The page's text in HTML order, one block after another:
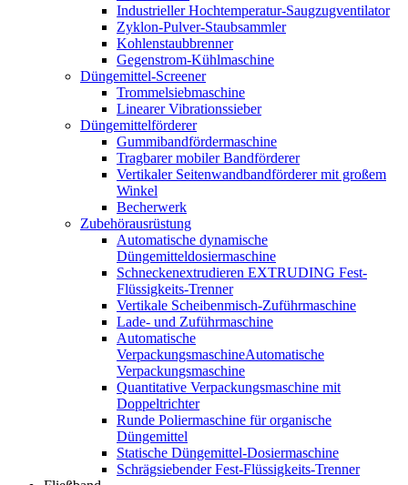
Industrieller Hochtemperatur-Saugzugventilator
Zyklon-Pulver-Staubsammler
Kohlenstaubbrenner
Gegenstrom-Kühlmaschine
Düngemittel-Screener
Trommelsiebmaschine
Linearer Vibrationssieber
Düngemittelförderer
Gummibandfördermaschine
Tragbarer mobiler Bandförderer
Vertikaler Seitenwandbandförderer mit großem
Winkel
Becherwerk
Zubehörausrüstung
Automatische dynamische
Düngemitteldosiermaschine
Schneckenextrudieren EXTRUDING Fest-
Flüssigkeits-Trenner
Vertikale Scheibenmisch-Zuführmaschine
Lade- und Zuführmaschine
Automatische
VerpackungsmaschineAutomatische
Verpackungsmaschine
Quantitative Verpackungsmaschine mit
Doppeltrichter
Runde Poliermaschine für organische
Düngemittel
Statische Düngemittel-Dosiermaschine
Schrägsiebender Fest-Flüssigkeits-Trenner